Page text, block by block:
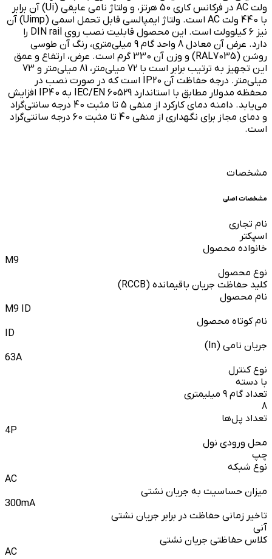
ولت AC در فرکانس کاری 50 هرتز، و ولتاژ نامی عایقی (Ui) آن برابر
با 440 ولت AC است. ولتاژ ایمپالسی قابل تحمل اسمی (Uimp) آن
نیز 6 کیلوولت است. این محصول قابلیت نصب روی DIN rail را
دارد. عرض آن معادل 8 واحد گام 9 میلی‌متری، رنگ آن طوسی
روشن (RAL7035) و وزن آن 330 گرم است. عرض، ارتفاع و عمق
این تجهیز به ترتیب برابر است با 72 میلی‌متر، 81 میلی‌متر و 73
میلی‌متر. درجه حفاظت آن IP20 است که در صورت نصب در
محفظه مدولار مطابق با استاندارد IEC/EN 60529 به IP40 افزایش
می‌یابد. دامنه دمای کارکرد از منفی 5 تا مثبت 40 درجه سانتی‌گراد
و دمای مجاز برای نگهداری از منفی 40 تا مثبت 60 درجه سانتی‌گراد
است.
مشخصات
مشخصات اصلی
نام تجاری
اسپکتر
خانواده محصول
M9
نوع محصول
کلید حفاظت جریان باقیمانده (RCCB)
نام محصول
M9 ID
نام کوتاه محصول
ID
جریان نامی (In)
63A
نوع کنترل
با دسته
تعداد گام 9 میلیمتری
8
تعداد پل‌ها
4P
محل ورودی نول
چپ
نوع شبکه
AC
میزان حساسیت به جریان نشتی
300mA
تاخیر زمانی حفاظت در برابر جریان نشتی
آنی
کلاس حفاظتی جریان نشتی
AC